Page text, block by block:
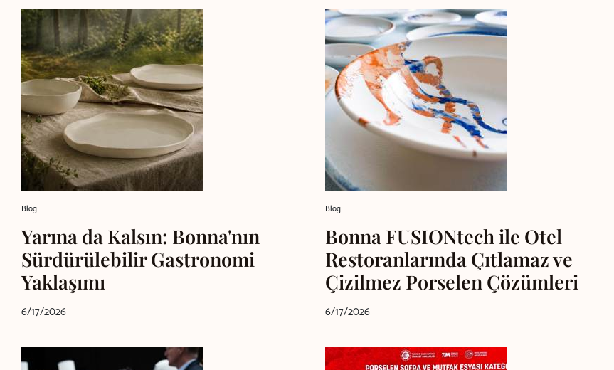
Blog
Yarına da Kalsın: Bonna'nın
Sürdürülebilir Gastronomi
Yaklaşımı
6/17/2026
Blog
Bonna FUSIONtech ile Otel
Restoranlarında Çıtlamaz ve
Çizilmez Porselen Çözümleri
6/17/2026